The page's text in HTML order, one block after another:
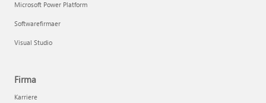
Microsoft Power Platform
Softwarefirmaer
Visual Studio
Firma
Karriere